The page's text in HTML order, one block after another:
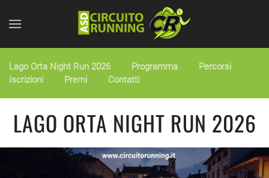
Skip to main content
Lago Orta Night Run 2026 Programma
Percorsi
Iscrizioni
Premi Contatti
LAGO ORTA NIGHT RUN 2026